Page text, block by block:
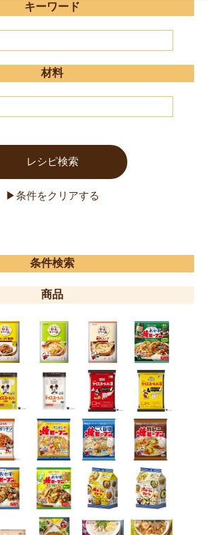
キーワード
材料
条件検索
商品